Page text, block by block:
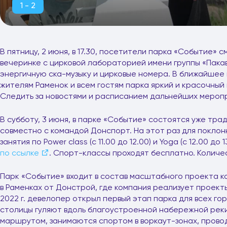
1 - 2
В пятницу, 2 июня, в 17.30, посетители парка «Событие»
вечеринке с цирковой лабораторией имени группы
энергичную ска-музыку и цирковые номера. В
жителям Раменок и всем гостям парка яркий и
Следить за новостями и расписанием дальнейших
В субботу, 3 июня, в парке «Событие» состоятся уже
совместно с командой Донспорт. На этот раз для
занятия по Power class (с 11.00 до 12.00) и Yoga (c 12.00
по ссылке
. Спорт-классы проходят бесплатно.
Парк «Событие» входит в состав масштабного проекта
в Раменках от Донстрой, где компания реализует
2022 г. девелопер открыл первый этап парка для всех
столицы гуляют вдоль благоустроенной набережной
маршрутом, занимаются спортом в воркаут-зонах,